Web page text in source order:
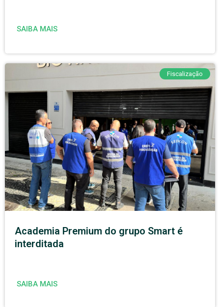
SAIBA MAIS
Fiscalização
Academia Premium do grupo Smart é
interditada
SAIBA MAIS